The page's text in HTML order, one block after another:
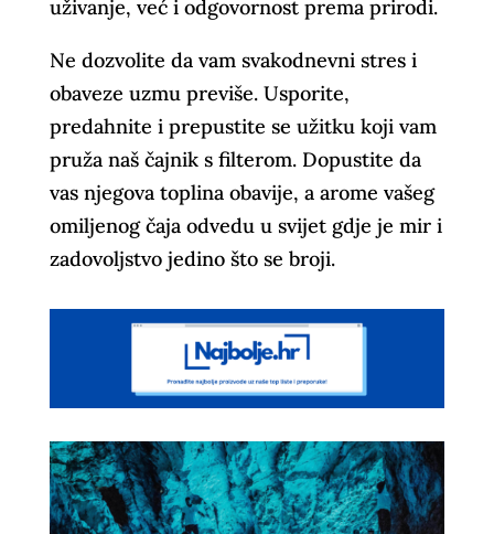
uživanje, već i odgovornost prema prirodi.
Ne dozvolite da vam svakodnevni stres i
obaveze uzmu previše. Usporite,
predahnite i prepustite se užitku koji vam
pruža naš čajnik s filterom. Dopustite da
vas njegova toplina obavije, a arome vašeg
omiljenog čaja odvedu u svijet gdje je mir i
zadovoljstvo jedino što se broji.